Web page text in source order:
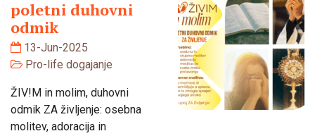
poletni duhovni
odmik
13-Jun-2025
Pro-life dogajanje
ŽIV!M in molim, duhovni
odmik ZA življenje: osebna
molitev, adoracija in